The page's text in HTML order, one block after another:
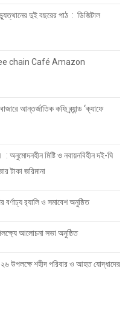
দুই বছরের পাঠ : ডিজিটাল
chain Café Amazon
আন্তর্জাতিক কফি ব্র্যান্ড ‘ক্যাফে
মিষ্টি ও নবায়নবিহীন দই-ঘি
টাকা জরিমানা
র‍্যালি ও সমাবেশ অনুষ্ঠিত
আলোচনা সভা অনুষ্ঠিত
উপলক্ষে শহীদ পরিবার ও আহত যোদ্ধাদের